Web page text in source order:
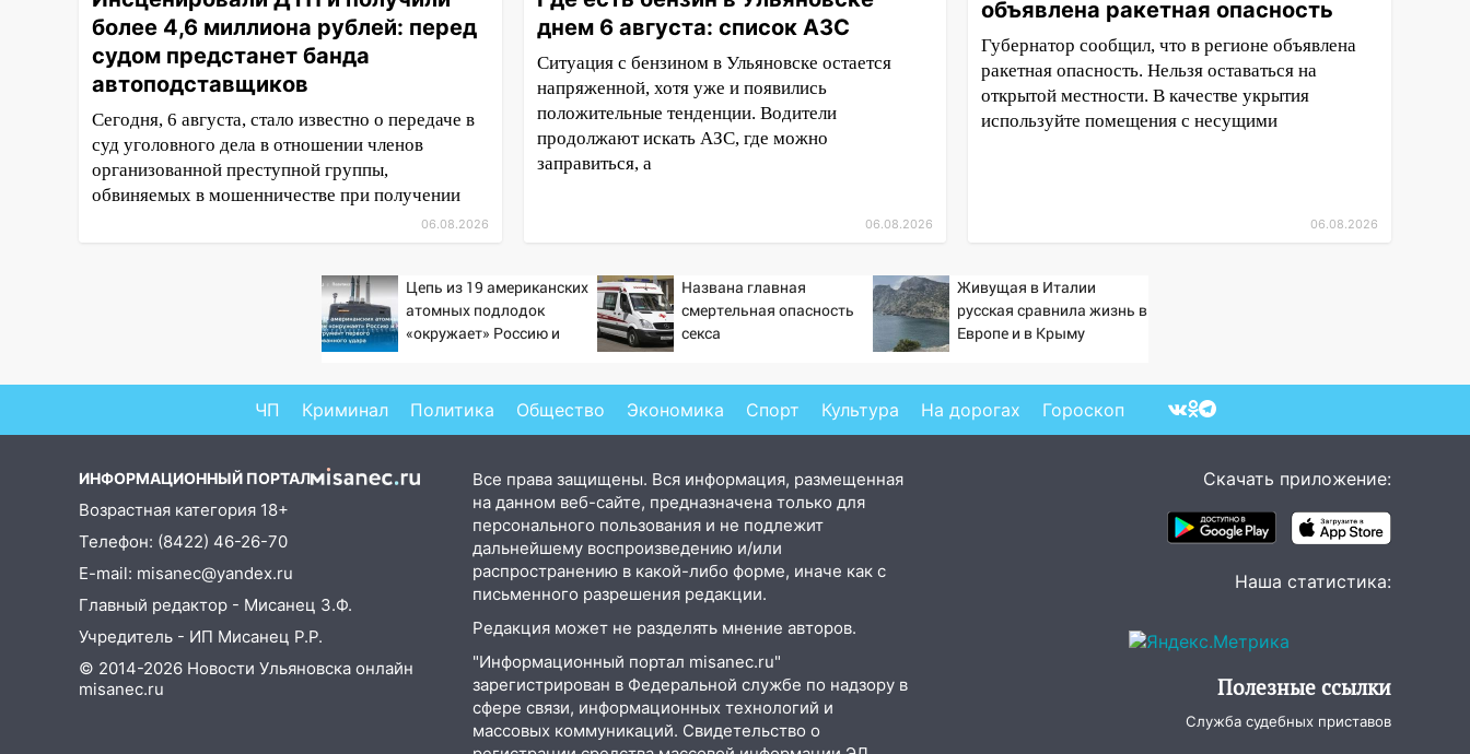
участников коррупционной
схемы при ЦГКБ отправили в
колонию на 7 и 8 лет
09:52 Ночью беспилотники
сбили над соседними
Татарстаном и Саратовской
областью
В Ульяновске директора
фирмы будут судить за
неуплату налогов на 48 млн
08:22 Подросток на питбайке
сбил велосипедистку:
пострадали двое
07:20 Жара возвращается:
ожидается знойный и сухой
четверг
06:00 Под Ульяновском при
летний водитель иномарки
05:00 «Каждая пятая женщина
и каждый второй мужчина в
мире сталкиваются с
более 4,6 миллиона рублей: перед
судом предстанет банда
автоподставщиков
Сегодня, 6 августа, стало известно о передаче в
суд уголовного дела в отношении членов
организованной преступной группы,
обвиняемых в мошенничестве при получении
06.08.2026
днем 6 августа: список АЗС
Ситуация с бензином в Ульяновске остается
напряженной, хотя уже и появились
положительные тенденции. Водители
продолжают искать АЗС, где можно
заправиться, а
06.08.2026
объявлена ракетная опасность
Губернатор сообщил, что в регионе объявлена
ракетная опасность. Нельзя оставаться на
открытой местности. В качестве укрытия
используйте помещения с несущими
06.08.2026
Цепь из 19 американских
атомных подлодок
«окружает» Россию и
удара
Названа главная
смертельная опасность
секса
Живущая в Италии
русская сравнила жизнь в
Европе и в Крыму
ЧП Криминал Политика Общество Экономика Спорт Культура На дорогах Гороскоп
ИНФОРМАЦИОННЫЙ ПОРТАЛ
Возрастная категория 18+
Телефон: (8422) 46-26-70
E-mail: misanec@yandex.ru
Главный редактор - Мисанец З.Ф.
Учредитель - ИП Мисанец Р.Р.
© 2014-2026 Новости Ульяновска онлайн
misanec.ru
Все права защищены. Вся информация, размещенная
на данном веб-сайте, предназначена только для
персонального пользования и не подлежит
дальнейшему воспроизведению и/или
распространению в какой-либо форме, иначе как с
письменного разрешения редакции.
Редакция может не разделять мнение авторов.
"Информационный портал misanec.ru"
зарегистрирован в Федеральной службе по надзору в
сфере связи, информационных технологий и
массовых коммуникаций. Свидетельство о
Скачать приложение:
Наша статистика:
Полезные ссылки
Служба судебных приставов